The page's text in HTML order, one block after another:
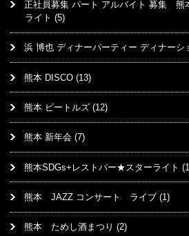
正社員募集 パート アルバイト 募集
ライト (5)
浜 博也 ディナーパーティー ディナー
熊本 DISCO (13)
熊本 ビートルズ (12)
熊本 新年会 (7)
熊本SDGs+レストバー★スターライト
熊本 JAZZ コンサート ライブ (1)
熊本 ためし酒まつり (2)